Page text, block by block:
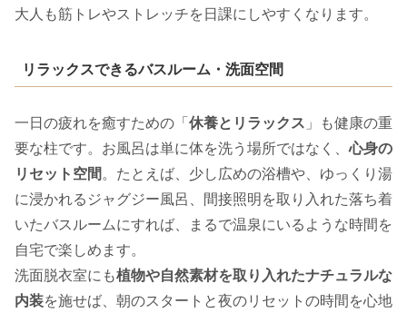
大人も筋トレやストレッチを日課にしやすくなります。
リラックスできるバスルーム・洗面空間
一日の疲れを癒すための「 休養とリラックス 」も健康の重
要な柱です。お風呂は単に体を洗う場所ではなく、心身の
リセット空間 。たとえば、少し広めの浴槽や、ゆっくり湯
に浸かれるジャグジー風呂、間接照明を取り入れた落ち着
いたバスルームにすれば、まるで温泉にいるような時間を
自宅で楽しめます。
洗面脱衣室にも植物や自然素材を取り入れたナチュラルな
内装を施せば、朝のスタートと夜のリセットの時間を心地